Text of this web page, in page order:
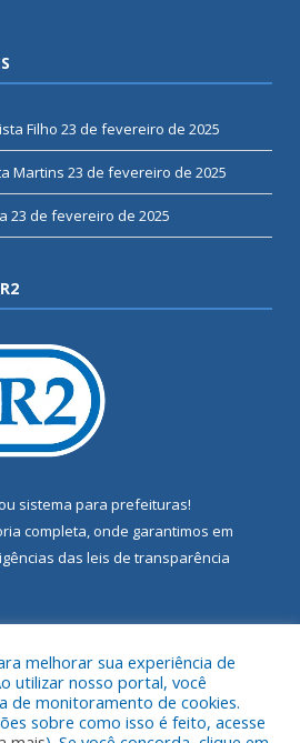
Filho 23 de fevereiro de 2025
Martins 23 de fevereiro de 2025
23 de fevereiro de 2025
sistema para prefeituras!
completa, onde garantimos em
das leis de transparência
melhorar sua experiência de
utilizar nosso portal, você
de monitoramento de cookies.
sobre como isso é feito, acesse